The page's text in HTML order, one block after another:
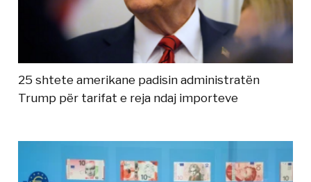
25 shtete amerikane padisin administratën
Trump për tarifat e reja ndaj importeve